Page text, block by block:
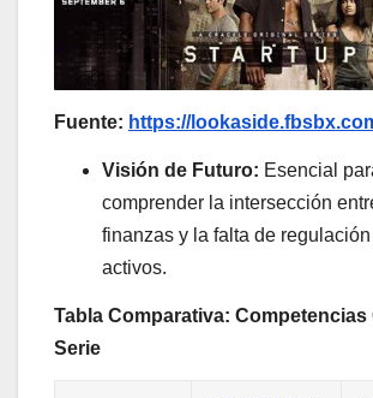
Fuente: https://
Visión de Futuro: Esencial
comprender la intersección
finanzas y la falta de
activos.
Tabla Comparativa: Competencias
Serie